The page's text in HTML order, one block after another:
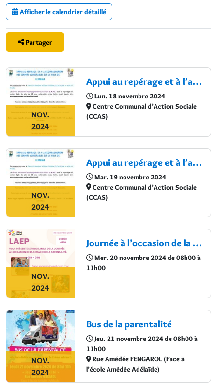
Afficher le calendrier détaillé
Partager
NOV.
2024
Appui au repérage et à l’accompagnement des séniors vulnérables
Lun. 18 novembre 2024
Centre Communal d’Action Sociale
(CCAS)
NOV.
2024
Appui au repérage et à l’accompagnement des séniors vulnérables
Mar. 19 novembre 2024
Centre Communal d’Action Sociale
(CCAS)
NOV.
2024
Journée à l’occasion de la semaine de la parentalité
Mer. 20 novembre 2024 de 08h00 à
11h00
NOV.
2024
Bus de la parentalité
Jeu. 21 novembre 2024 de 08h00 à
11h00
Rue Amédée FENGAROL (Face à
l’école Amédée Adélaïde)